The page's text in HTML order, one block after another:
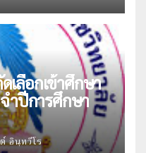
เลือกเข้าศึกษา
ำปีการศึกษา
อินฺทวีโร